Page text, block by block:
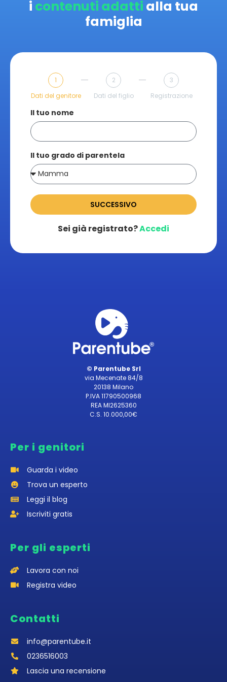
i contenuti adatti alla tua
famiglia
1
Dati del genitore
2
Dati del figlio
3
Registrazione
Il tuo nome
Il tuo grado di parentela
SUCCESSIVO
Sei già registrato?Accedi
© Parentube Srl
via Mecenate 84/8
20138 Milano
P.IVA 11790500968
REA MI2625360
C.S. 10.000,00€
Per i genitori
Guarda i video
Trova un esperto
Leggi il blog
Iscriviti gratis
Per gli esperti
Lavora con noi
Registra video
Contatti
info@parentube.it
0236516003‬
Lascia una recensione